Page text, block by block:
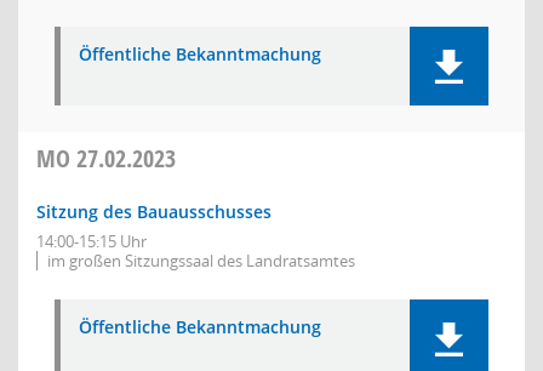
Öffentliche Bekanntmachung
MO 27.02.2023
Sitzung des Bauausschusses
14:00-15:15 Uhr
im großen Sitzungssaal des Landratsamtes
Öffentliche Bekanntmachung